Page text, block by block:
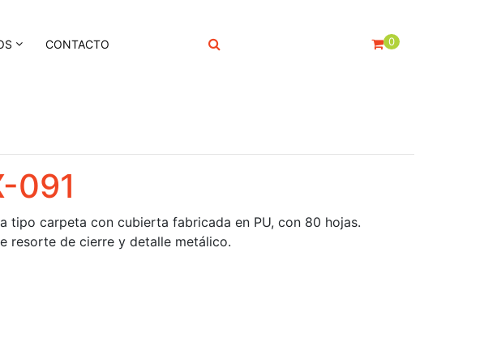
CONTACTO 0
091
tipo carpeta con cubierta fabricada en PU, con 80 hojas.
resorte de cierre y detalle metálico.